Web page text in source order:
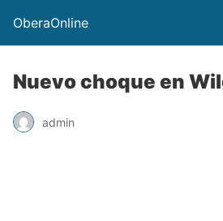
OberaOnline
Nuevo choque en
admin